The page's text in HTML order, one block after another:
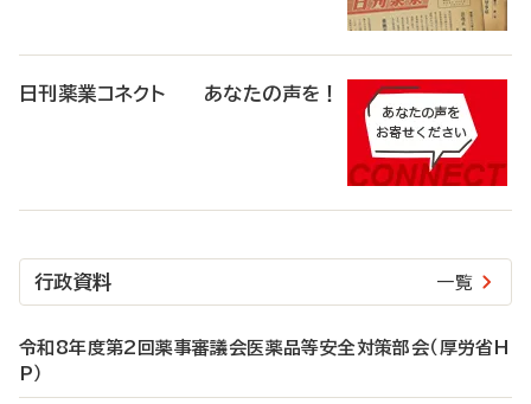
日刊薬業コネクト あなたの声を！
行政資料 一覧
令和8年度第2回薬事審議会医薬品等安全対策部会（厚労省H
P）